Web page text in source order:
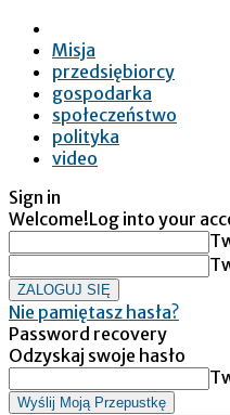
Misja
przedsiębiorcy
gospodarka
społeczeństwo
polityka
video
Sign in
Welcome!Log into your
Nie pamiętasz hasła?
Password recovery
Odzyskaj swoje hasło